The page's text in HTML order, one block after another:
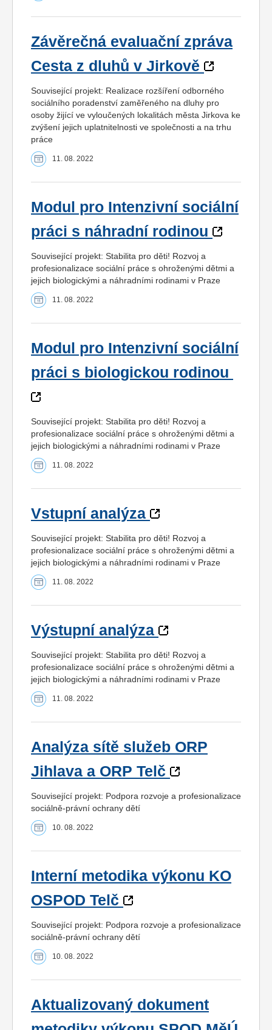
Závěrečná evaluační zpráva
Cesta z dluhů v Jirkově
Související projekt: Realizace rozšíření odborného
sociálního poradenství zaměřeného na dluhy pro
osoby žijící ve vyloučených lokalitách města Jirkova ke
zvýšení jejich uplatnitelnosti ve společnosti a na trhu
práce
11. 08. 2022
Modul pro Intenzivní sociální
práci s náhradní rodinou
Související projekt: Stabilita pro děti! Rozvoj a
profesionalizace sociální práce s ohroženými dětmi a
jejich biologickými a náhradními rodinami v Praze
11. 08. 2022
Modul pro Intenzivní sociální
práci s biologickou rodinou
Související projekt: Stabilita pro děti! Rozvoj a
profesionalizace sociální práce s ohroženými dětmi a
jejich biologickými a náhradními rodinami v Praze
11. 08. 2022
Vstupní analýza
Související projekt: Stabilita pro děti! Rozvoj a
profesionalizace sociální práce s ohroženými dětmi a
jejich biologickými a náhradními rodinami v Praze
11. 08. 2022
Výstupní analýza
Související projekt: Stabilita pro děti! Rozvoj a
profesionalizace sociální práce s ohroženými dětmi a
jejich biologickými a náhradními rodinami v Praze
11. 08. 2022
Analýza sítě služeb ORP
Jihlava a ORP Telč
Související projekt: Podpora rozvoje a profesionalizace
sociálně-právní ochrany dětí
10. 08. 2022
Interní metodika výkonu KO
OSPOD Telč
Související projekt: Podpora rozvoje a profesionalizace
sociálně-právní ochrany dětí
10. 08. 2022
Aktualizovaný dokument